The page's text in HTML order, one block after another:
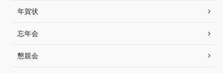
年賀状
忘年会
懇親会